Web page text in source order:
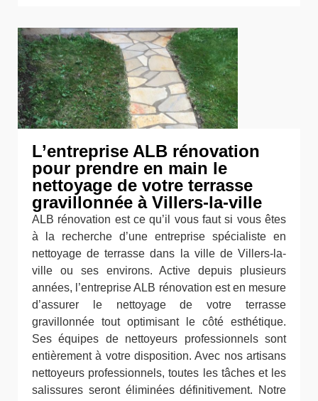
L’entreprise ALB rénovation
pour prendre en main le
nettoyage de votre terrasse
gravillonnée à Villers-la-ville
ALB rénovation est ce qu’il vous faut si vous êtes
à la recherche d’une entreprise spécialiste en
nettoyage de terrasse dans la ville de Villers-la-
ville ou ses environs. Active depuis plusieurs
années, l’entreprise ALB rénovation est en mesure
d’assurer le nettoyage de votre terrasse
gravillonnée tout optimisant le côté esthétique.
Ses équipes de nettoyeurs professionnels sont
entièrement à votre disposition. Avec nos artisans
nettoyeurs professionnels, toutes les tâches et les
salissures seront éliminées définitivement. Notre